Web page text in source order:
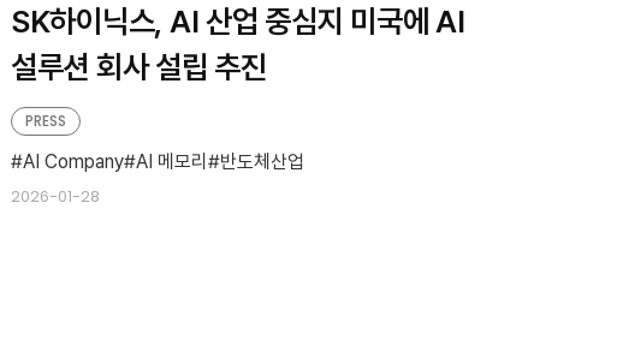
SK하이닉스, AI 산업 중심지 미국에 AI
설루션 회사 설립 추진
2026-01-28
PRESS
AI Company AI 메모리 반도체산업